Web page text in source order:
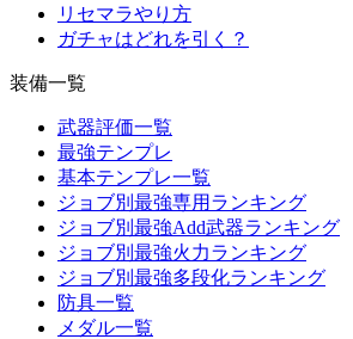
リセマラやり方
ガチャはどれを引く？
装備一覧
武器評価一覧
最強テンプレ
基本テンプレ一覧
ジョブ別最強専用ランキング
ジョブ別最強Add武器ランキング
ジョブ別最強火力ランキング
ジョブ別最強多段化ランキング
防具一覧
メダル一覧